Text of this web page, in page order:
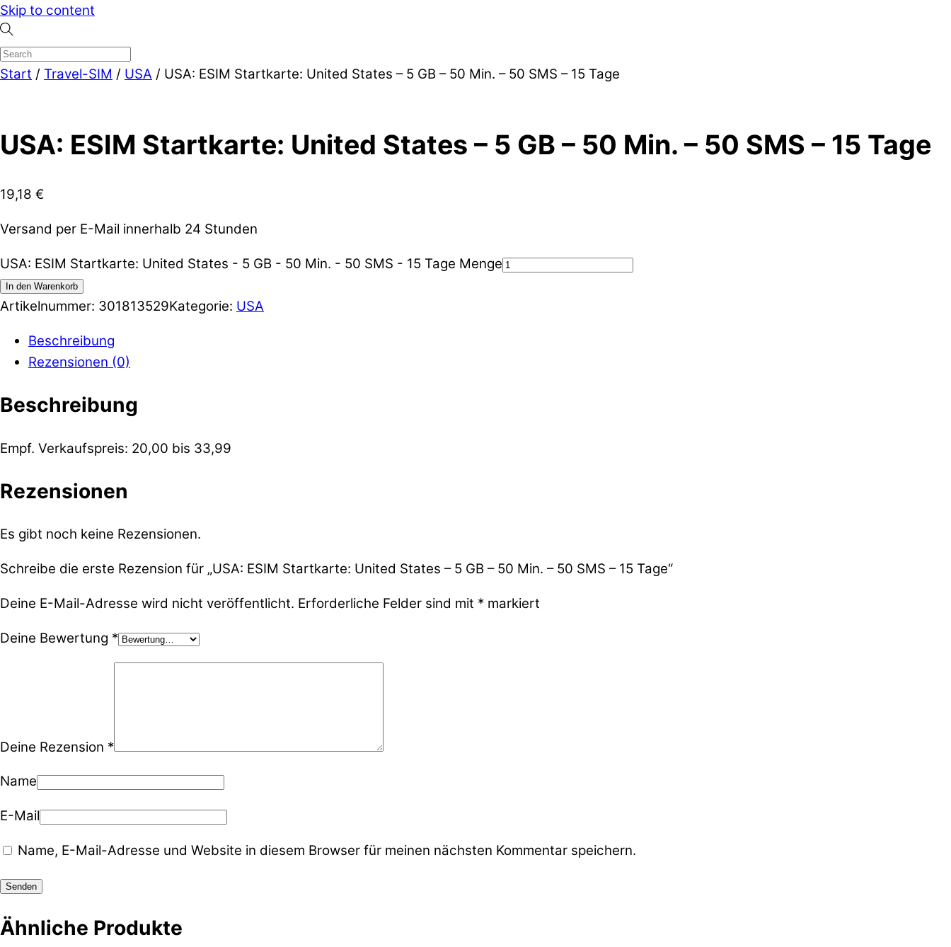
Skip to content
Start / Travel-SIM / USA / USA: ESIM Startkarte: United States – 5 GB – 50 Min. – 50 SMS – 15 Tage
USA: ESIM Startkarte: United States – 5 GB – 50 Min. – 50 SMS – 15 Tage
19,18 €
Versand per E-Mail innerhalb 24 Stunden
USA: ESIM Startkarte: United States - 5 GB - 50 Min. - 50 SMS - 15 Tage Menge
In den Warenkorb
Artikelnummer: 301813529Kategorie: USA
Beschreibung
Rezensionen (0)
Beschreibung
Empf. Verkaufspreis: 20,00 bis 33,99
Rezensionen
Es gibt noch keine Rezensionen.
Schreibe die erste Rezension für „USA: ESIM Startkarte: United States – 5 GB – 50 Min. – 50 SMS – 15 Tage“
Deine E-Mail-Adresse wird nicht veröffentlicht. Erforderliche Felder sind mit * markiert
Deine Bewertung *
Deine Rezension *
Name
E-Mail
Name, E-Mail-Adresse und Website in diesem Browser für meinen nächsten Kommentar speichern.
Ähnliche Produkte